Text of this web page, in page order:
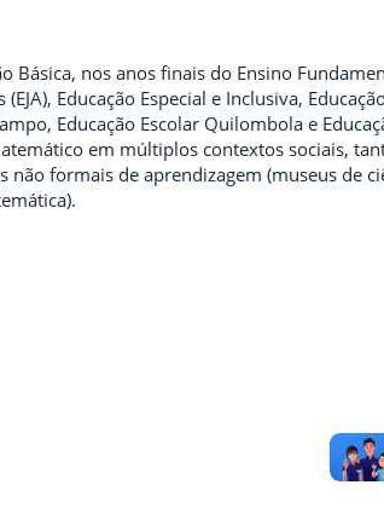
Básica, nos anos finais do Ensino
Educação Especial e Inclusiva,
Educação Escolar Quilombola e
em múltiplos contextos sociais,
formais de aprendizagem (museus de